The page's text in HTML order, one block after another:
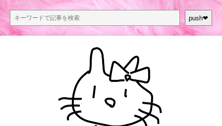
push❤︎